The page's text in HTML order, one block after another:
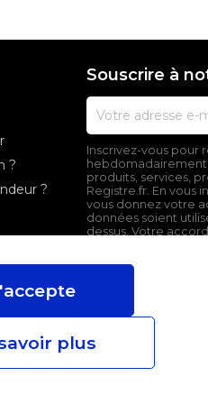
?
?
Souscrire à
Inscrivez-vous pour
hebdomadairement
produits, services,
Registre.fr. En vous
vous donnez votre
données soient
dessus. Votre
retiré en cliquant
bas de nos emails.
sur un serveur
plus